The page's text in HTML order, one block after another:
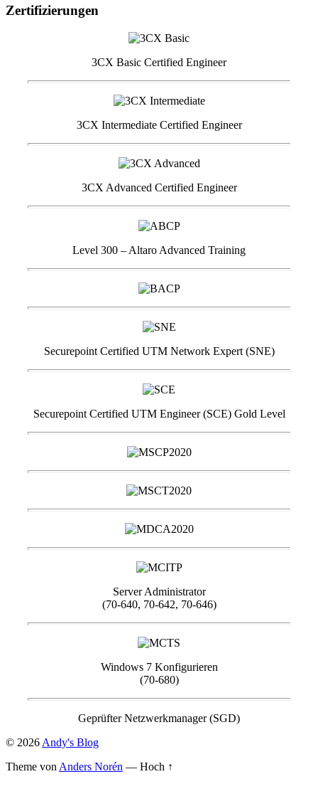
Zertifizierungen
3CX Basic Certified Engineer
3CX Intermediate Certified Engineer
3CX Advanced Certified Engineer
Level 300 – Altaro Advanced Training
Securepoint Certified UTM Network Expert (SNE)
Securepoint Certified UTM Engineer (SCE) Gold Level
Server Administrator
(70-640, 70-642, 70-646)
Windows 7 Konfigurieren
(70-680)
Geprüfter Netzwerkmanager (SGD)
© 2026 Andy's Blog
Theme von Anders Norén — Hoch ↑